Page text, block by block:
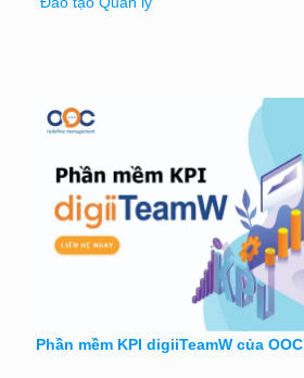
Phần mềm KPI digiiTeamW của OOC